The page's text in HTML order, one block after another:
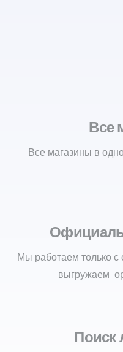
Все
Все магазины в
Мы работаем только
выгружаем
Поиск